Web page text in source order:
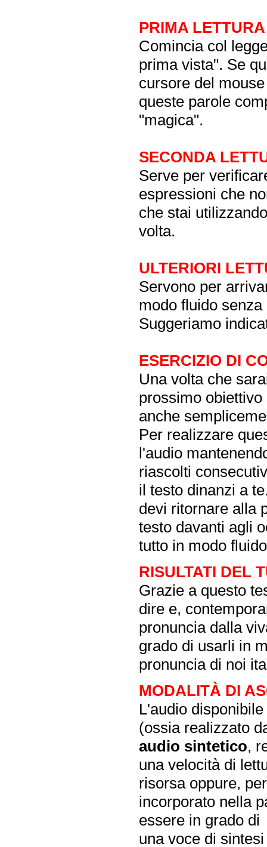
PRIMA LETTURA
Comincia col
prima vista". Se
cursore del
queste parole
"magica".
SECONDA
Serve per
espressioni che
che stai
volta.
ULTERIORI
Servono per
modo fluido
Suggeriamo
ESERCIZIO DI
Una volta che
prossimo
anche
Per realizzare
l'audio
riascolti
il testo dinanzi a
devi ritornare alla
testo davanti agli
tutto in modo
RISULTATI DEL
Grazie a questo
dire e,
pronuncia dalla
grado di usarli in
pronuncia di noi
MODALITÀ DI
L'audio
(ossia realizzato
audio sintetico,
una velocità di
risorsa oppure,
incorporato nella
essere in grado
una voce di